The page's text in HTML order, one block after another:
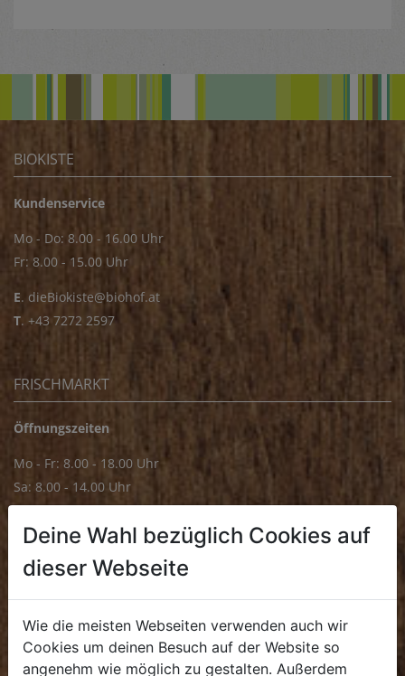
BIOKISTE
Kundenservice
Mo - Do: 8.00 - 16.00 Uhr
Fr: 8.00 - 15.00 Uhr
E. dieBiokiste@biohof.at
T. +43 7272 2597
FRISCHMARKT
Öffnungszeiten
Mo - Fr: 8.00 - 18.00 Uhr
Sa: 8.00 - 14.00 Uhr
Mo - Fr: 8.00 - 16.00 Uhr
. +43 7272 4859 70
Deine Wahl bezüglich Cookies auf
dieser Webseite
Wie die meisten Webseiten verwenden auch wir
Cookies um deinen Besuch auf der Website so
angenehm wie möglich zu gestalten. Außerdem